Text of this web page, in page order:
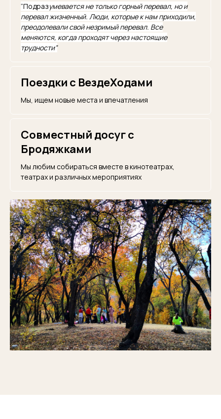
“Подразумевается не только горный перевал, но и
перевал жизненный. Люди, которые к нам приходили,
преодолевали свой незримый перевал. Все
меняются, когда проходят через настоящие
трудности”
Поездки с ВездеХодами
Мы, ищем новые места и впечатления
Совместный досуг с
Бродяжками
Мы любим собираться вместе в кинотеатрах,
театрах и различных мероприятиях